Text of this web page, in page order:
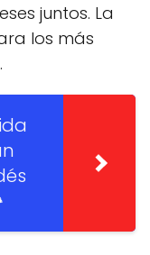
juntos. La
los más